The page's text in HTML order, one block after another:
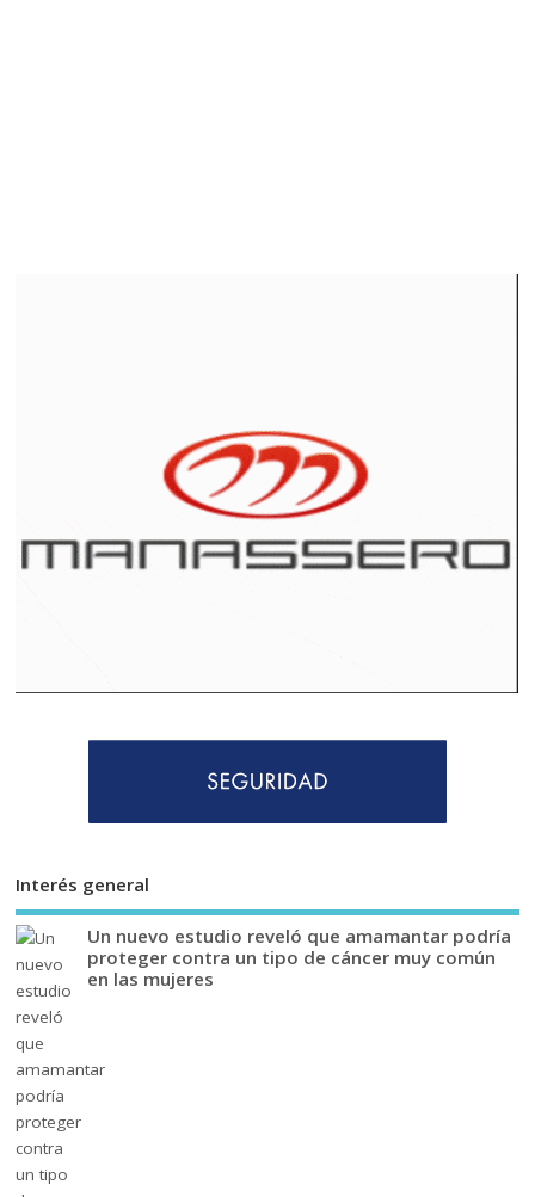
Interés general
Un nuevo estudio reveló que amamantar podría
proteger contra un tipo de cáncer muy común
en las mujeres